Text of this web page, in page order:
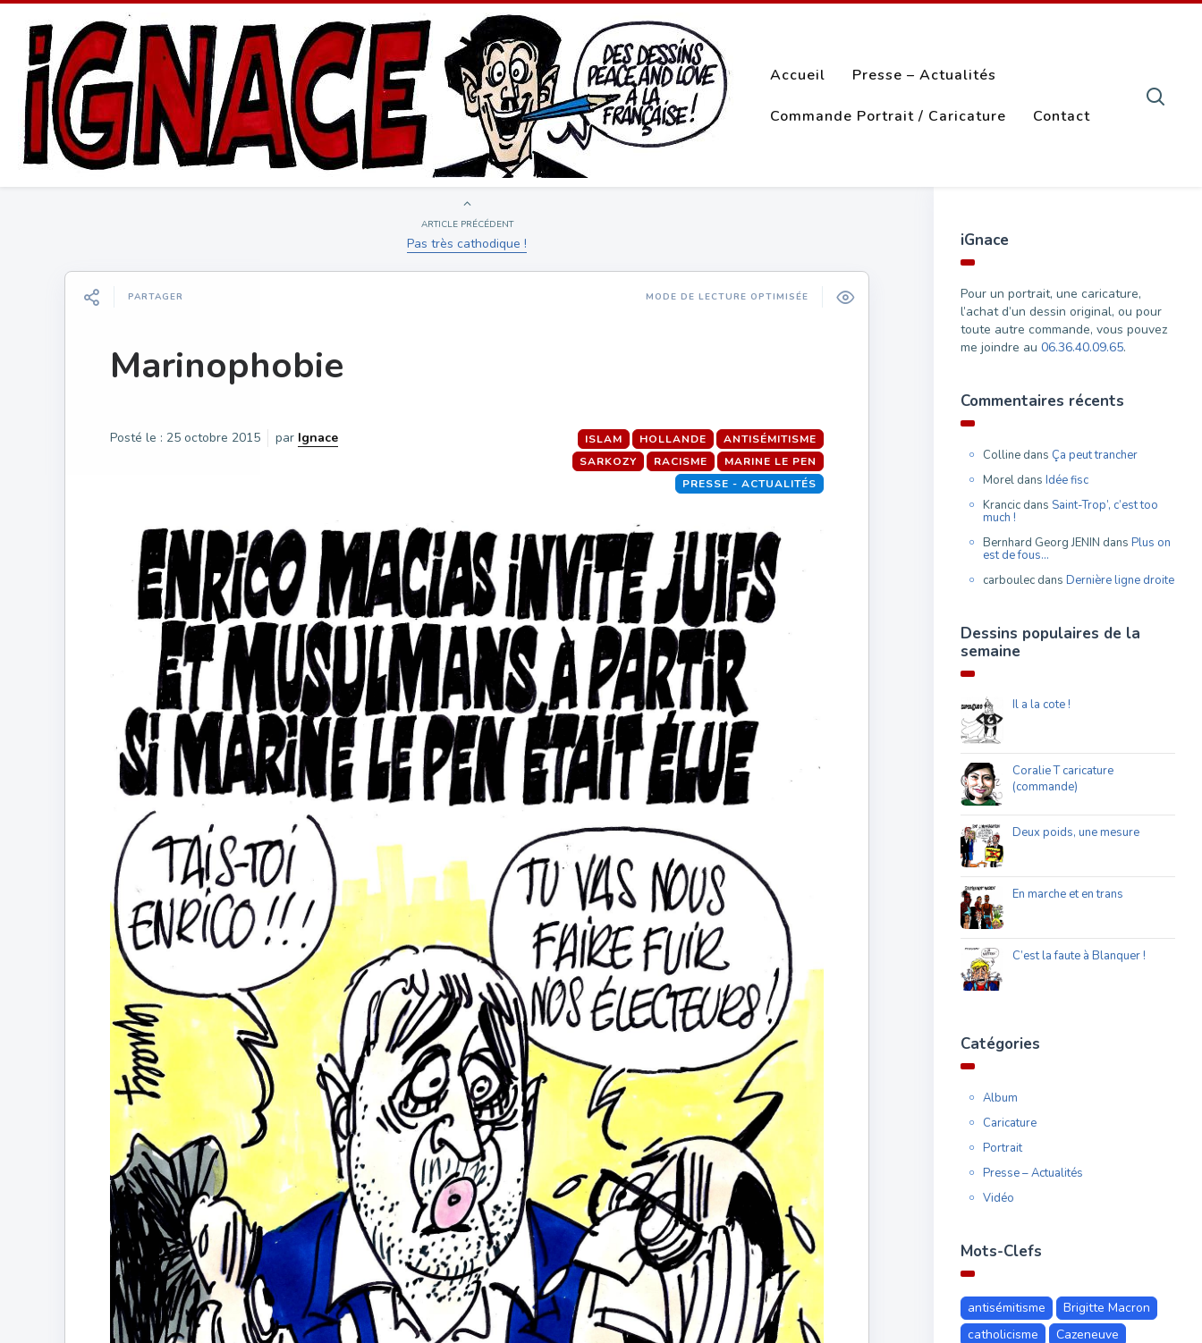
Accueil Presse – Actualités
Commande Portrait / Caricature Contact
ARTICLE PRÉCÉDENT
Pas très cathodique !
PARTAGER MODE DE LECTURE OPTIMISÉE
Marinophobie
Posté le : 25 octobre 2015 par Ignace ANTISÉMITISME
HOLLANDE
ISLAM
MARINE LE PEN
RACISME
SARKOZY
PRESSE - ACTUALITÉS
iGnace
Pour un portrait, une caricature,
l’achat d’un dessin original, ou pour
toute autre commande, vous pouvez
me joindre au 06.36.40.09.65.
Commentaires récents
Colline dans Ça peut trancher
Morel dans Idée fisc
Krancic dans Saint-Trop’, c’est too
much !
Bernhard Georg JENIN dans Plus on
est de fous…
carboulec dans Dernière ligne droite
Dessins populaires de la
semaine
Il a la cote !
Coralie T caricature
(commande)
Deux poids, une mesure
En marche et en trans
C’est la faute à Blanquer !
Catégories
Album
Caricature
Portrait
Presse – Actualités
Vidéo
Mots-Clefs
antisémitisme
Brigitte Macron
catholicisme
Cazeneuve